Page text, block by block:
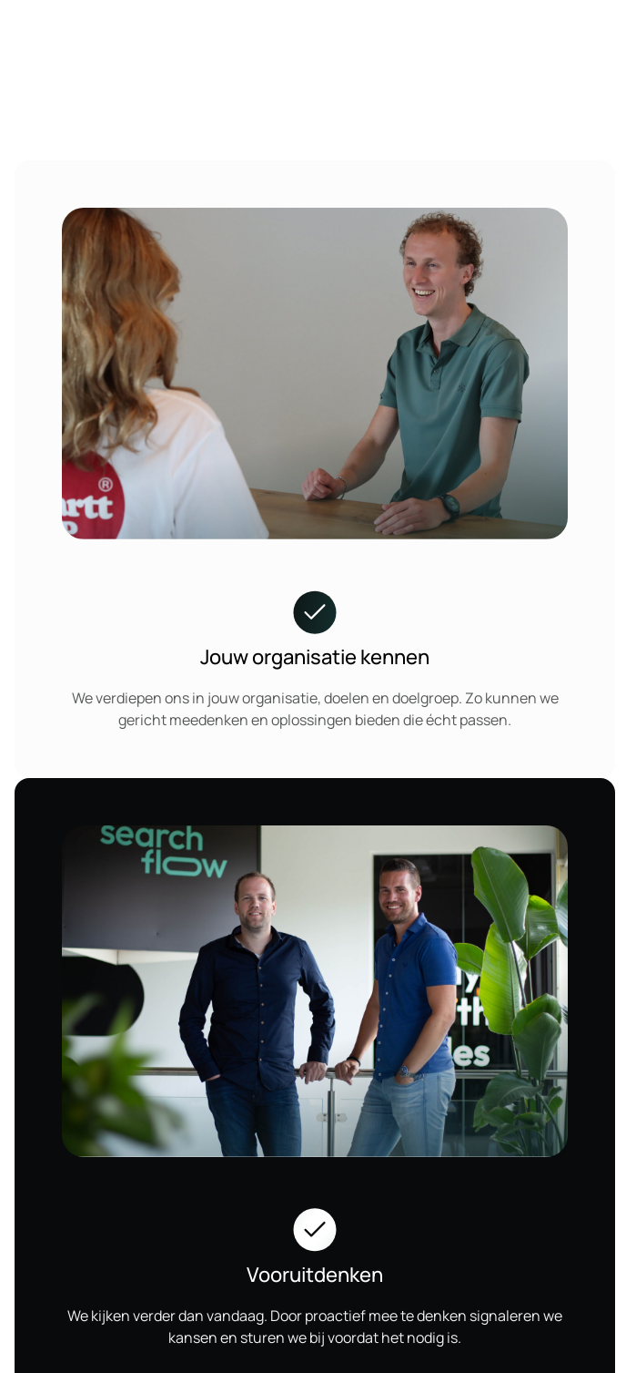
Jouw organisatie kennen
We verdiepen ons in jouw organisatie, doelen en doelgroep. Zo kunnen we
gericht meedenken en oplossingen bieden die écht passen.
Vooruitdenken
We kijken verder dan vandaag. Door proactief mee te denken signaleren we
kansen en sturen we bij voordat het nodig is.